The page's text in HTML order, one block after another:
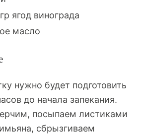
ягод винограда
масло
нужно будет подготовить
до начала запекания.
посыпаем листиками
сбрызгиваем